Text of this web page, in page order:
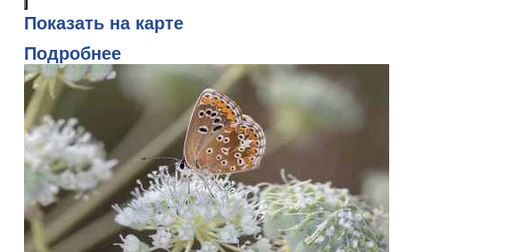
Показать на карте
Подробнее